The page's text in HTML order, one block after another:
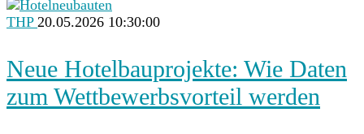
THP 20.05.2026 10:30:00
Neue Hotelbauprojekte: Wie Daten
zum Wettbewerbsvorteil werden